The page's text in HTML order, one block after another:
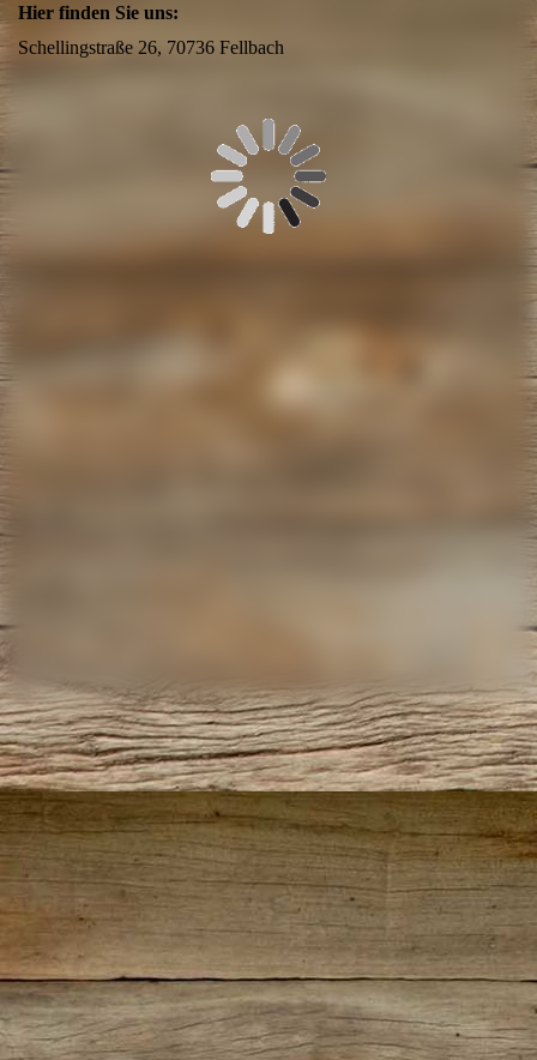
Hier finden Sie uns:
Schellingstraße 26, 70736 Fellbach